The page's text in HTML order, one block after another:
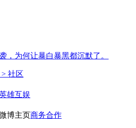
，为何让暴白暴黑都沉默了。
> 社区
雄互娱
博主页商务合作